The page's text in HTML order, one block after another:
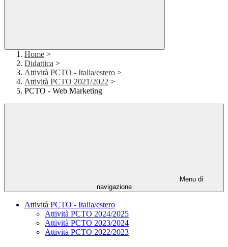
Home >
Didattica >
Attività PCTO - Italia/estero >
Attività PCTO 2021/2022 >
PCTO - Web Marketing
Menu di
navigazione
Attività PCTO - Italia/estero
Attività PCTO 2024/2025
Attività PCTO 2023/2024
Attività PCTO 2022/2023